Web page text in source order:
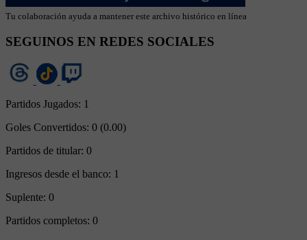
Tu colaboración ayuda a mantener este archivo histórico en línea
SEGUINOS EN REDES SOCIALES
Partidos Jugados: 1
Goles Convertidos: 0 (0.00)
Partidos de titular: 0
Ingresos desde el banco: 1
Suplente: 0
Partidos completos: 0